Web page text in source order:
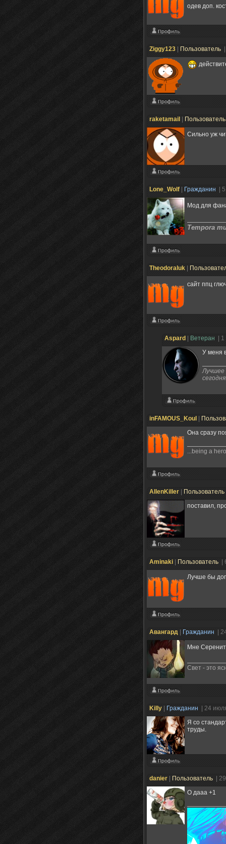
одев доп.
Ziggy123 | Пользователь
raketamail |
Сильно уж
Lone_Wolf | Гражданин |
Мод для
Tempora
Theodoraluk |
сайт ппц
Aspard | Ветеран |
У меня
Лучшее
inFAMOUS_Koul |
Она сразу
...being a
AllenKiller | Пользователь
поставил,
Aminaki | Пользователь |
Лучше бы
Авангард | Гражданин |
Мне
Свет - это
Killy | Гражданин | 24
Я со
труды.
danier | Пользователь |
О дааа +1